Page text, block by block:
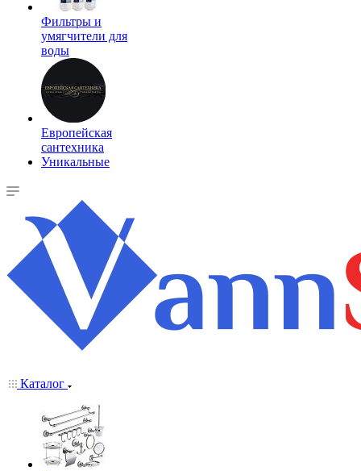
Фильтры и
умягчители для
воды
Европейская
сантехника
Уникальные
Каталог